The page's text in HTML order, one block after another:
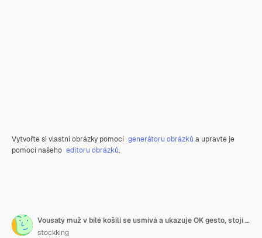
Vytvořte si vlastní obrázky pomocí generátoru obrázků a upravte je
pomocí našeho editoru obrázků.
Vousatý muž v bílé košili se usmívá a ukazuje OK gesto, stojí před světlou zdí
stockking